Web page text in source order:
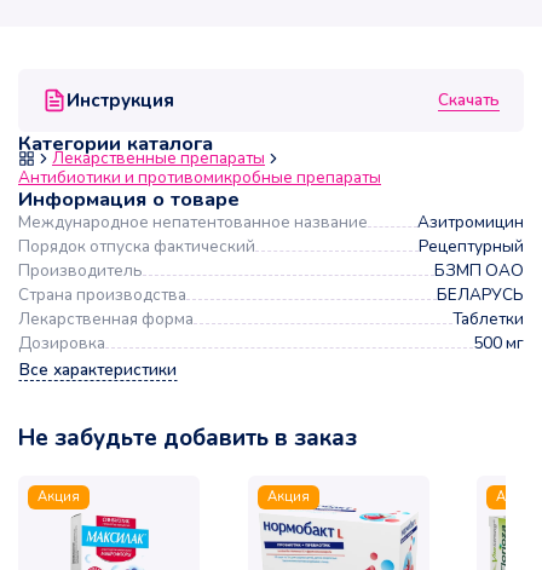
Инструкция Скачать
Категории каталога
Лекарственные препараты
Антибиотики и противомикробные препараты
Информация о товаре
Международное непатентованное название
Азитромицин
Порядок отпуска фактический
Рецептурный
Производитель
БЗМП ОАО
Страна производства
БЕЛАРУСЬ
Лекарственная форма
Таблетки
Дозировка
500 мг
Все характеристики
Не забудьте добавить в заказ
Акция Акция Акция